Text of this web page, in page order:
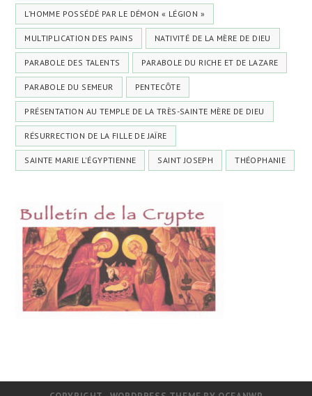
L’HOMME POSSÉDÉ PAR LE DÉMON « LÉGION »
MULTIPLICATION DES PAINS NATIVITÉ DE LA MÈRE DE DIEU
PARABOLE DES TALENTS PARABOLE DU RICHE ET DE LAZARE
PARABOLE DU SEMEUR PENTECÔTE
PRÉSENTATION AU TEMPLE DE LA TRÈS-SAINTE MÈRE DE DIEU
RÉSURRECTION DE LA FILLE DE JAÏRE
SAINTE MARIE L'ÉGYPTIENNE SAINT JOSEPH THÉOPHANIE